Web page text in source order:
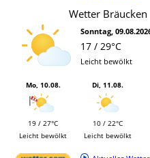
Wetter Bräucken
Sonntag,
17 / 29°C
Leicht bewölkt
Mo, 10.08.
19 / 27°C
Leicht bewölkt
Di, 11.08.
10 / 22°C
Leicht bewölkt